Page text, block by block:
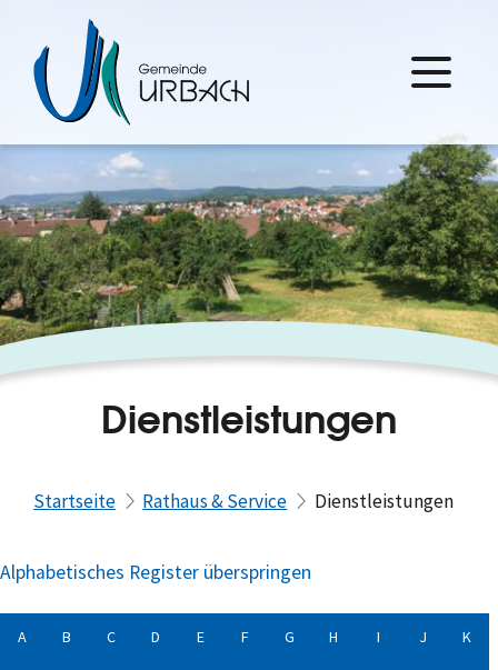
Dienstleistungen
Startseite Rathaus & Service Dienstleistungen
Alphabetisches Register überspringen
A B C D E F G H I J K